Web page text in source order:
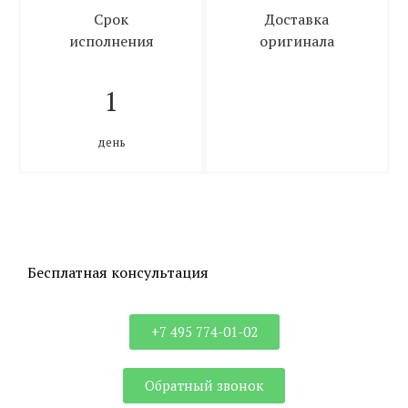
Срок
исполнения
1
день
Доставка
оригинала
Бесплатная консультация
+7 495 774-01-02
Обратный звонок